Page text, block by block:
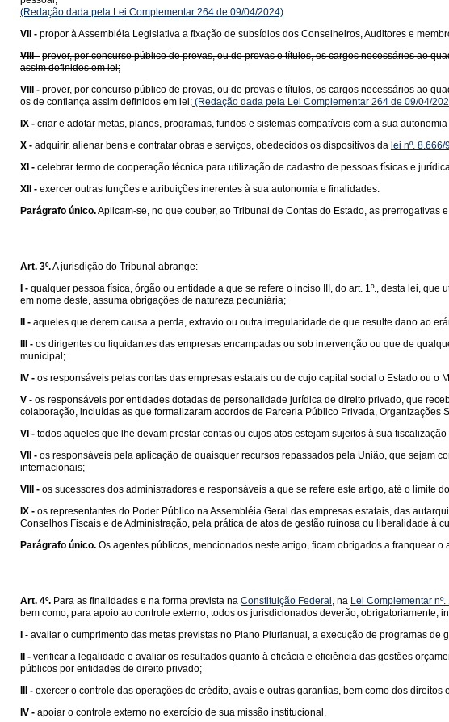
(Redação dada pela Lei Complementar 264 de 09/04/2024)
VII - propor à Assembléia Legislativa a fixação de subsídios dos Conselheiros, Auditores e
VIII - prover, por concurso público de provas, ou de provas e títulos, os cargos necessários ao
assim definidos em lei;
VIII - prover, por concurso público de provas, ou de provas e títulos, os cargos necessários ao
os de confiança assim definidos em lei; (Redação dada pela Lei Complementar 264 de 09/04/
IX - criar e adotar metas, planos, programas, fundos e sistemas compatíveis com a sua
X - adquirir, alienar bens e contratar obras e serviços, obedecidos os dispositivos da lei nº. 8.666/
XI - celebrar termo de cooperação técnica para utilização de cadastro de pessoas físicas e
XII - exercer outras funções e atribuições inerentes à sua autonomia e finalidades.
Parágrafo único.Aplicam-se, no que couber, ao Tribunal de Contas do Estado, as prerrogativas
Art. 3º.A jurisdição do Tribunal abrange:
I - qualquer pessoa física, órgão ou entidade a que se refere o inciso III, do art. 1º., desta lei,
em nome deste, assuma obrigações de natureza pecuniária;
II - aqueles que derem causa a perda, extravio ou outra irregularidade de que resulte dano ao
III - os dirigentes ou liquidantes das empresas encampadas ou sob intervenção ou que de
municipal;
IV - os responsáveis pelas contas das empresas estatais ou de cujo capital social o Estado ou o
V - os responsáveis por entidades dotadas de personalidade jurídica de direito privado, que
colaboração, incluídas as que formalizaram acordos de Parceria Público Privada,
VI - todos aqueles que lhe devam prestar contas ou cujos atos estejam sujeitos à sua
VII - os responsáveis pela aplicação de quaisquer recursos repassados pela União, que sejam
internacionais;
VIII - os sucessores dos administradores e responsáveis a que se refere este artigo, até o limite
IX - os representantes do Poder Público na Assembléia Geral das empresas estatais, das
Conselhos Fiscais e de Administração, pela prática de atos de gestão ruinosa ou liberalidade à
Parágrafo único. Os agentes públicos, mencionados neste artigo, ficam obrigados a franquear
Art. 4º. Para as finalidades e na forma prevista na Constituição Federal , na Lei Complementar
bem como, para apoio ao controle externo, todos os jurisdicionados deverão, obrigatoriamente,
I - avaliar o cumprimento das metas previstas no Plano Plurianual, a execução de programas de
II - verificar a legalidade e avaliar os resultados quanto à eficácia e eficiência das gestões
públicos por entidades de direito privado;
III - exercer o controle das operações de crédito, avais e outras garantias, bem como dos direitos
IV - apoiar o controle externo no exercício de sua missão institucional.